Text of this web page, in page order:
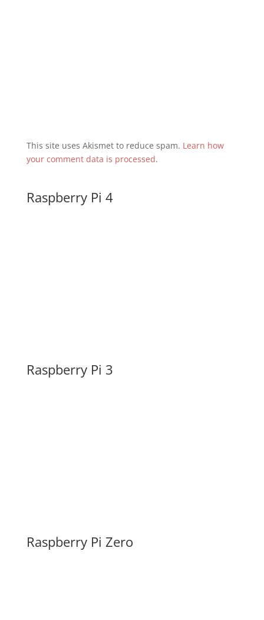
This site uses Akismet to reduce spam. Learn how
your comment data is processed.
Raspberry Pi 4
Raspberry Pi 3
Raspberry Pi Zero